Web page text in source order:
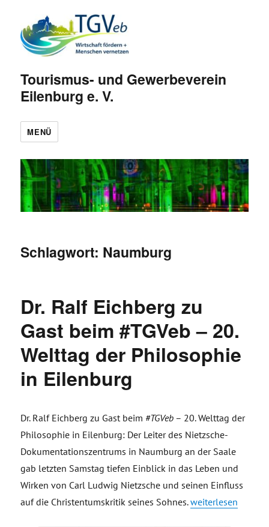
Tourismus- und Gewerbeverein
Eilenburg e. V.
MENÜ
Schlagwort: Naumburg
Dr. Ralf Eichberg zu
Gast beim #TGVeb – 20.
Welttag der Philosophie
in Eilenburg
Dr. Ralf Eichberg zu Gast beim #TGVeb – 20. Welttag der
Philosophie in Eilenburg: Der Leiter des Nietzsche-
Dokumentationszentrums in Naumburg an der Saale
gab letzten Samstag tiefen Einblick in das Leben und
Wirken von Carl Ludwig Nietzsche und seinen Einfluss
auf die Christentumskritik seines Sohnes.„Dr. Ralf Eichberg
weiterlesen